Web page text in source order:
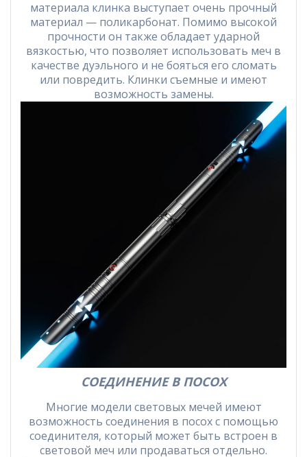
материала клинка выступает очень прочный
материал — поликарбонат. Помимо высокой
прочности он также обладает ударной
вязкостью, что позволяет использовать меч в
качестве дуэльного и не бояться его сломать
или повредить. Клинки съемные и имеют
возможность замены.
СОЕДИНЕНИЕ В ПОСОХ
Многие модели световых мечей имеют
возможность соединения в посох с помощью
соединителя, который может быть встроен в
световой меч или продаваться отдельно.